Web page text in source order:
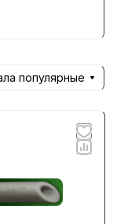
популярные